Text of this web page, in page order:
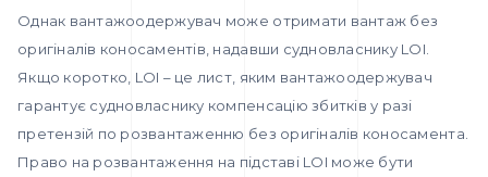
Однак вантажоодержувач може отримати вантаж без
оригіналів коносаментів, надавши судновласнику LOI.
Якщо коротко, LOI – це лист, яким вантажоодержувач
гарантує судновласнику компенсацію збитків у разі
претензій по розвантаженню без оригіналів коносамента.
Право на розвантаження на підставі LOI може бути